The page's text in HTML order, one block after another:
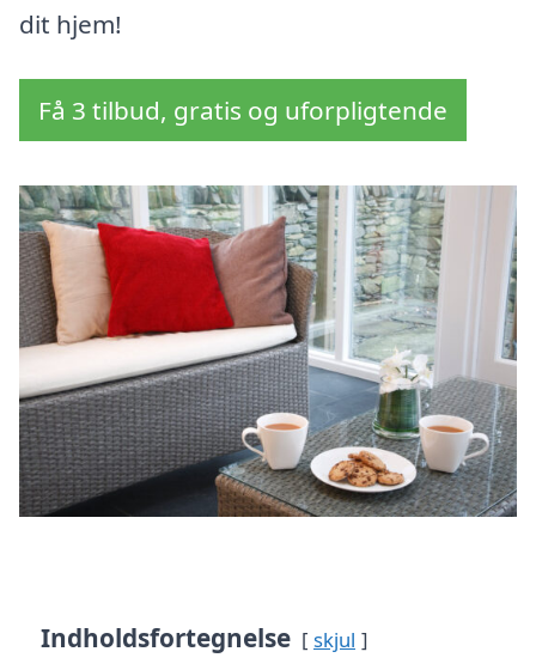
dit hjem!
Få 3 tilbud, gratis og uforpligtende
Indholdsfortegnelse skjul